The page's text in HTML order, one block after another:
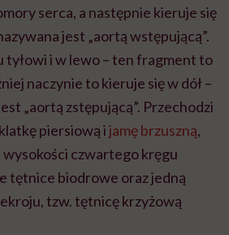
serca, a następnie kieruje się
jest „aortą wstępującą”.
tyłowi i w lewo – ten fragment to
naczynie to kieruje się w dół –
„aortą zstępującą”. Przechodzi
piersiową ijamę brzuszną,
wysokości czwartego kręgu
tętnice biodrowe oraz jedną
tzw. tętnicę krzyżową